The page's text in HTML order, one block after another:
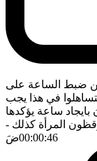
ضبط الساعة على
في هذا يجب
ساعة يؤكدها
المرأة كذلك -
00:00:46ضَ